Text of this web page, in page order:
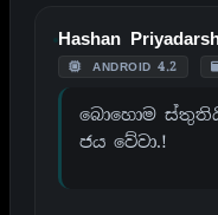
Hashan
ANDROID 4.2
බොහොම ස්තුතියි
ජය වේවා.!